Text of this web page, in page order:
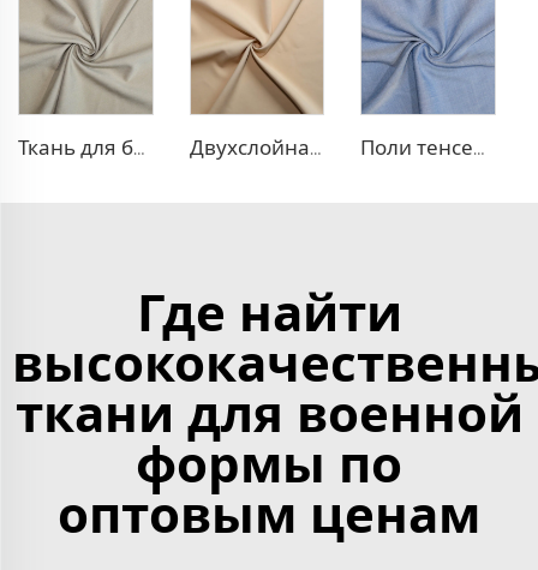
Ткань для блейзера TR в рубчик Двухслойная ткань для платья TR Поли тенсел деним — ткань, похожая на джинсовую
Где найти
ткани для военной
формы по
оптовым ценам